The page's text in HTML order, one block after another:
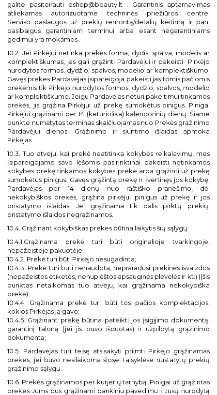
galite pasiteirauti eshop@beauty.lt . Garantinis aptarnavimas
atliekamas autorizuotame techninės priežiūros centre.
Serviso paslaugos už prekių remontą/detalių keitimą ir pan.
pasibaigus garantiniam terminui arba esant negarantiniams
gedimui yra mokamos.
10.2. Jei Pirkėjui netinka prekės forma, dydis, spalva, modelis ar
komplektiškumas, jas gali grąžinti Pardavėjui ir pakeisti
Pirkėjo
nurodytos formos, dydžio, spalvos, modelio ar komplektiškumo.
Gavęs prekes Pardavėjas įsipareigoja pakeisti jas tomis pačiomis
prekėmis tik Pirkėjo nurodytos formos, dydžio, spalvos, modelio
ar komplektiškumo. Jeigu Pardavėjas neturi pakeitimui tinkamos
prekės, jis grąžina Pirkėjui už prekę sumokėtus pinigus. Pinigai
Pirkėjui grąžinami per 14 (keturiolika) kalendorinių dienų. Šiame
punkte numatytas terminas skaičiuojamas nuo Prekės grąžinimo
Pardavėjui dienos. Grąžinimo ir siuntimo išlaidas apmoka
Pirkėjas.
10.3. Tuo atveju, kai prekė neatitinka kokybės reikalavimų, mes
įsipareigojame savo lėšomis pasirinktinai pakeisti netinkamos
kokybės prekę tinkamos kokybės preke arba grąžinti už prekę
sumokėtus pinigus. Gavęs grąžintą prekę ir įvertinęs jos kokybę,
Pardavėjas per 14 dienų nuo raštiško pranešimo, dėl
nekokybiškos prekės, grąžina pirkėjui pinigus už prekę ir jos
pristatymo išlaidas. Jei grąžinama tik dalis pirktų prekių,
pristatymo išlaidos negrąžinamos.
10.4. Grąžinant kokybiškas prekes būtina laikytis šių sąlygų:
10.4.1.Grąžinama prekė turi būti originalioje tvarkingoje,
nepažeistoje pakuotėje;
10.4.2. Prekė turi būti Pirkėjo nesugadinta;
10.4.3. Prekė turi būti nenaudota, nepraradusi prekinės išvaizdos
(nepažeistos etiketės, nenuplėštos apsauginės plėvelės ir kt.) ((šis
punktas netaikomas tuo atveju, kai grąžinama nekokybiška
prekė):
10.4.4. Grąžinama prekė turi būti tos pačios komplektacijos,
kokios Pirkėjas ją gavo;
10.4.5. Grąžinant prekę būtina pateikti jos įsigijimo dokumentą,
garantinį taloną (jei jis buvo išduotas) ir užpildytą grąžinimo
dokumentą;
10.5. Pardavėjas turi teisę atsisakyti priimti Pirkėjo grąžinamas
prekes, jei buvo nesilaikoma šiose Taisyklėse nustatytų prekių
grąžinimo sąlygų.
10.6. Prekės grąžinamos per kurjerių tarnybą. Pinigai už grąžintas
prekes Jums bus grąžinami bankiniu pavedimu į Jūsų nurodytą